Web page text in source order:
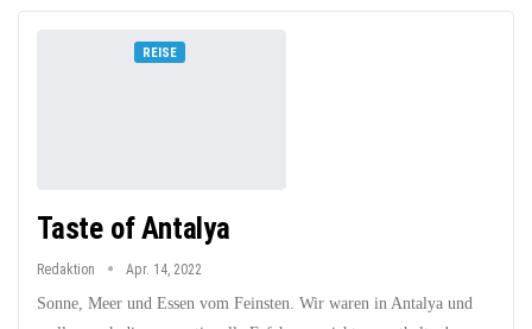
REISE
Taste of Antalya
Redaktion Apr. 14, 2022
Sonne, Meer und Essen vom Feinsten. Wir waren in Antalya und